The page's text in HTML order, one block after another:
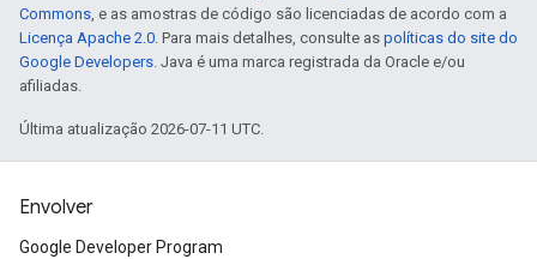
Commons, e as amostras de código são licenciadas de acordo com a
Licença Apache 2.0. Para mais detalhes, consulte as políticas do site do
Google Developers. Java é uma marca registrada da Oracle e/ou
afiliadas.
Última atualização 2026-07-11 UTC.
Envolver
Google Developer Program